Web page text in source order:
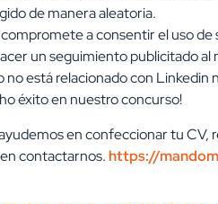
de manera aleatoria.
a consentir el uso
un seguimiento publicitado al
no está relacionado con Linkedin
éxito en nuestro concurso!
en confeccionar tu CV,
contactarnos. https://